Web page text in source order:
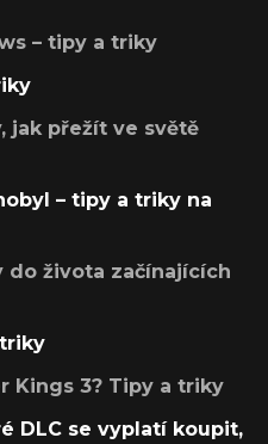
– tipy a triky
jak přežít ve světě
– tipy a triky na
do života začínajících
Kings 3? Tipy a triky
DLC se vyplatí koupit,